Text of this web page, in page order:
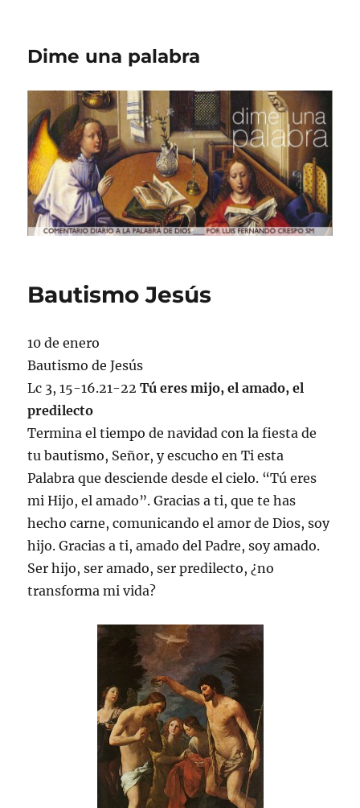
Dime una palabra
Bautismo Jesús
10 de enero
Bautismo de Jesús
Lc 3, 15-16.21-22Tú eres mijo, el amado, el
predilecto
Termina el tiempo de navidad con la fiesta de
tu bautismo, Señor, y escucho en Ti esta
Palabra que desciende desde el cielo. “Tú eres
mi Hijo, el amado”. Gracias a ti, que te has
hecho carne, comunicando el amor de Dios, soy
hijo. Gracias a ti, amado del Padre, soy amado.
Ser hijo, ser amado, ser predilecto, ¿no
transforma mi vida?